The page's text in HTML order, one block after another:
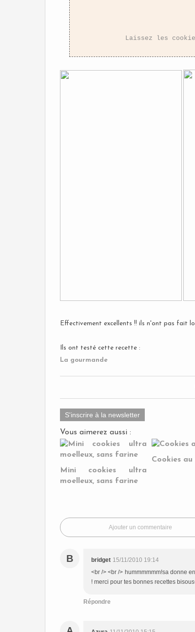
Laissez les
Effectivement excellents !! ils n'ont pas fait
Ils ont testé cette recette :
La gourmande
S'inscrire à la newsletter
Vous aimerez aussi :
Mini cookies ultra
moelleux, sans farine
Cookies
Ajouter un commentaire
B bridget 15/11/2010 19:14
<br /> <br /> hummmmmm!sa donne
! merci pour tes bonnes recettes
Répondre